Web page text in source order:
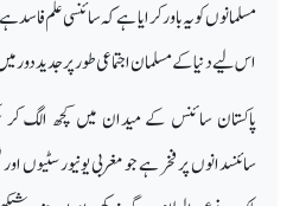
مسلمانوں کو یہ باور کرایا ہے کہ سائنسی علم فاسد
اس لیے دنیا کے مسلمان اجتماعی طور پر جدید
پاکستان سائنس کے میدان میں کچھ الگ کر
سائنسدانوں پر فخر ہے جو مغربی یونیورسٹیوں